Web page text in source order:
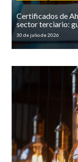
Certificados de
sector terciario:
30 de julio de 2026